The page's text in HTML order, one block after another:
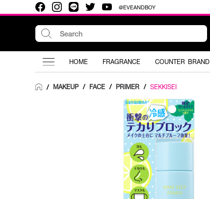
@EVEANDBOY
HOME FRAGRANCE COUNTER BRAND
/ MAKEUP / FACE / PRIMER / SEKKISEI